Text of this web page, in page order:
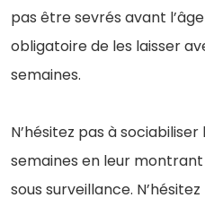
pas être sevrés avant
obligatoire de les laisser
semaines.
N’hésitez pas à
semaines en leur
sous surveillance.